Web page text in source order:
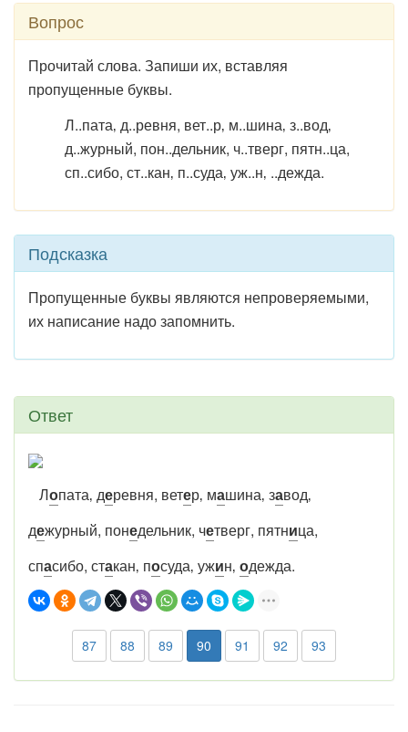
Вопрос
Прочитай слова. Запиши их, вставляя
пропущенные буквы.
Л..пата‚ д..ревня, вет..р‚ м..шина‚ з..вод‚
д..журный, пон..дельник, ч..тверг, пятн..ца,
сп..сибо, ст..кан‚ п..суда‚ уж..н‚ ..дежда.
Подсказка
Пропущенные буквы являются непроверяемыми,
их написание надо запомнить.
Ответ
Лопата‚ деревня, ветер‚ машина‚ завод‚
дежурный, понедельник, четверг, пятница,
спасибо, стакан‚ посуда‚ ужин‚ одежда.
87 88 89 90 91 92 93